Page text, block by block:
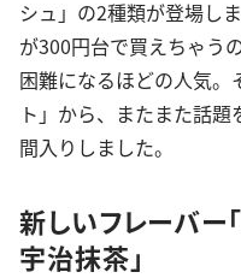
シュ」の2種類が登場し
が300円台で買えちゃう
困難になるほどの人気。
ト」から、またまた話
間入りしました。
新しいフレーバー
宇治抹茶」